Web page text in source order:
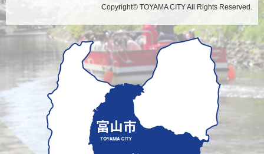
Copyright© TOYAMA CITY All Rights Reserved.